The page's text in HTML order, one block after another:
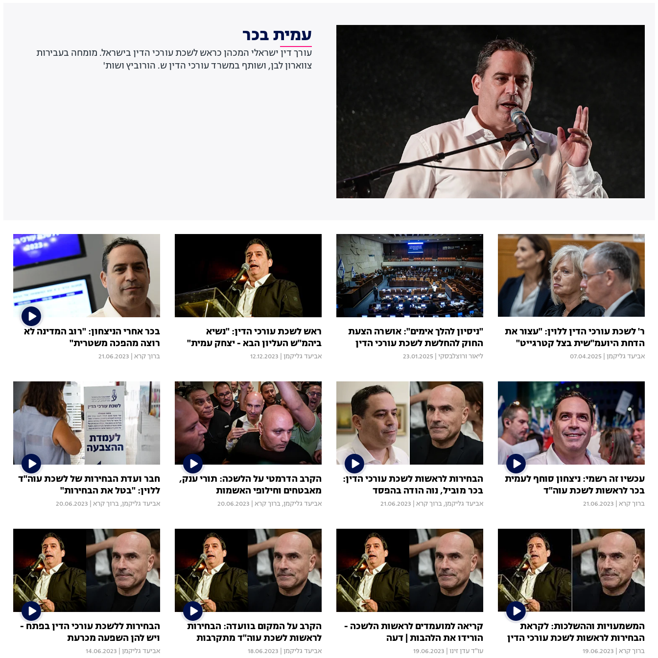
עמית בכר
עורך דין ישראלי המכהן כראש לשכת עורכי הדין בישראל. מומחה בעבירות
צווארון לבן, ושותף במשרד עורכי הדין ש. הורוביץ ושות'
ר' לשכת עורכי הדין ללוין: "עצור את
הדחת היועמ"שית בצל קטרגייט"
אביעד גליקמן 07.04.2025
"ניסיון להלך אימים": אושרה הצעת
החוק להחלשת לשכת עורכי הדין
ליאור ורוצלבסקי 23.01.2025
ראש לשכת עורכי הדין: "נשיא
ביהמ"ש העליון הבא - יצחק עמית"
אביעד גליקמן 12.12.2023
בכר אחרי הניצחון: "רוב המדינה לא
רוצה מהפכה משטרית"
ברוך קרא 21.06.2023
עכשיו זה רשמי: ניצחון סוחף לעמית
בכר לראשות לשכת עוה"ד
ברוך קרא 21.06.2023
הבחירות לראשות לשכת עורכי הדין:
בכר מוביל, נוה הודה בהפסד
אביעד גליקמן, ברוך קרא 21.06.2023
הקרב הדרמטי על הלשכה: תורי ענק,
מאבטחים וחילופי האשמות
אביעד גליקמן, ברוך קרא 20.06.2023
חבר ועדת הבחירות של לשכת עוה"ד
ללוין: "בטל את הבחירות"
אביעד גליקמן, ברוך קרא 20.06.2023
המשמעויות וההשלכות: לקראת
הבחירות לראשות לשכת עורכי הדין
ברוך קרא 19.06.2023
קריאה למועמדים לראשות הלשכה -
הורידו את הלהבות | דעה
עו"ד עדן זינו 19.06.2023
הקרב על המקום בוועדה: הבחירות
לראשות לשכת עוה"ד מתקרבות
אביעד גליקמן 18.06.2023
הבחירות ללשכת עורכי הדין בפתח -
ויש להן השפעה מכרעת
אביעד גליקמן 14.06.2023